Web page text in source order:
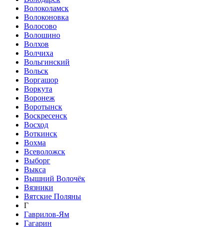
Волоколамск
Волоконовка
Волосово
Волошино
Волхов
Волчиха
Вольгинский
Вольск
Воргашор
Воркута
Воронеж
Воротынск
Воскресенск
Восход
Воткинск
Вохма
Всеволожск
Выборг
Выкса
Вышний Волочёк
Вязники
Вятские Поляны
Г
Гаврилов-Ям
Гагарин